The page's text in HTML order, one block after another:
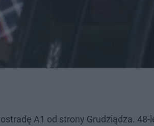
A1 od strony Grudziądza. 48-